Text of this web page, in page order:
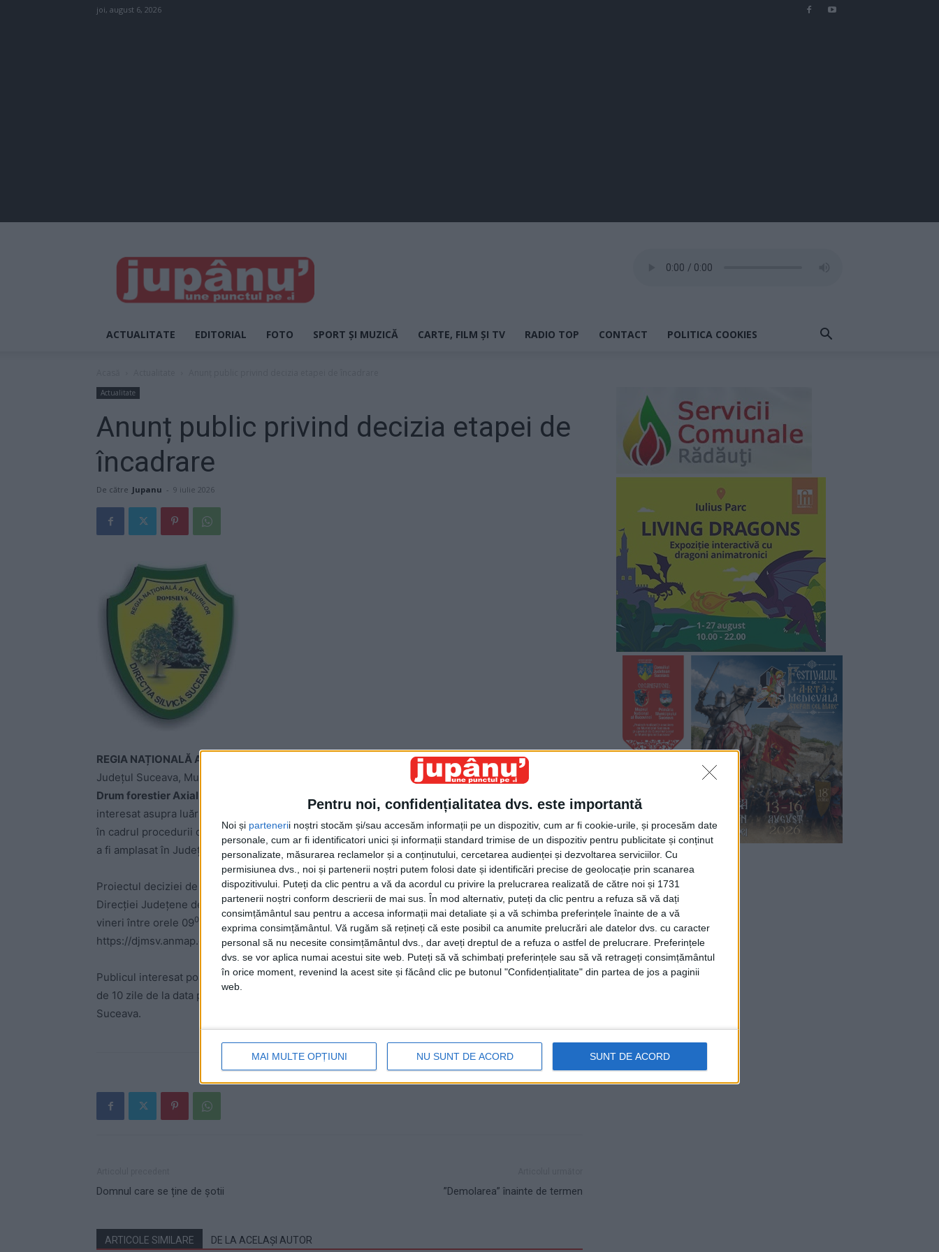
Pentru noi, confidențialitatea dvs. este importantă
Noi și partenerii noștri stocăm și/sau accesăm informații pe un dispozitiv, cum ar fi cookie-urile, și procesăm date
personale, cum ar fi identificatori unici și informații standard trimise de un dispozitiv pentru publicitate și conținut
personalizate, măsurarea reclamelor și a conținutului, cercetarea audienței și dezvoltarea serviciilor. Cu
permisiunea dvs., noi și partenerii noștri putem folosi date și identificări precise de geolocație prin scanarea
dispozitivului. Puteți da clic pentru a vă da acordul cu privire la prelucrarea realizată de către noi și 1731
partenerii noștri conform descrierii de mai sus. În mod alternativ, puteți da clic pentru a refuza să vă dați
consimțământul sau pentru a accesa informații mai detaliate și a vă schimba preferințele înainte de a vă
exprima consimțământul. Vă rugăm să rețineți că este posibil ca anumite prelucrări ale datelor dvs. cu caracter
personal să nu necesite consimțământul dvs., dar aveți dreptul de a refuza o astfel de prelucrare. Preferințele
dvs. se vor aplica numai acestui site web. Puteți să vă schimbați preferințele sau să vă retrageți consimțământul
în orice moment, revenind la acest site și făcând clic pe butonul "Confidențialitate" din partea de jos a paginii
web.
MAI MULTE OPȚIUNI NU SUNT DE ACORD SUNT DE ACORD
joi, august 6, 2026
JUPÂNU'
ACTUALITATE EDITORIAL FOTO SPORT ȘI MUZICĂ CARTE, FILM ȘI TV RADIO TOP CONTACT POLITICA COOKIES
Actualitate
Anunț public privind decizia etapei de
încadrare
De către Jupanu - 9 iulie 2026
REGIA NAȚIONALĂ A PĂDURILOR ROMSILVA prin DIRECȚIA SILVICĂ SUCEAVA,cu sediul în
Județul Suceava, Municipiul Suceava, Bulevardul 1 Mai, nr. 6, titular al proiectului“Reabilitare
Drum forestier Axial Cârlibaba – demolare și reconstruire pod la hm 115+06”,
anunță publicul
interesat asupra luării deciziei etapei de încadrare de către Direcția Județeană de Mediu Suceava
în cadrul procedurii de evaluare a impactului asupra mediului, pentru proiectul menționat, propus
a fi amplasat în Județul Suceava, Comuna Cârlibaba, Drum forestier Axial Cârlibaba hm 115+06.
Proiectul deciziei de încadrare și motivele care o fundamenteaza pot fi consultate la sediul
Direcției Județene de Mediu Suceava din mun. Suceava, str. Bistriței nr. 1A, în zilele de luni –
vineri între orele 0900 00 , precum și la următoarea adresă de internet:
https://djmsv.anmap.gov.ro.
Publicul interesat poate înainta comentarii/observații la proiectul deciziei de încadrare în termen
de 10 zile de la data publicării anunțului pe pagina de internet a Direcției Județene de Mediu
Suceava.
Domnul care se ține de șotii ”Demolarea” înainte de termen
ARTICOLE SIMILARE DE LA ACELAȘI AUTOR